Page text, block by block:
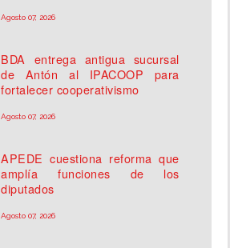
Agosto 07, 2026
BDA entrega antigua sucursal
de Antón al IPACOOP para
fortalecer cooperativismo
Agosto 07, 2026
APEDE cuestiona reforma que
amplía funciones de los
diputados
Agosto 07, 2026